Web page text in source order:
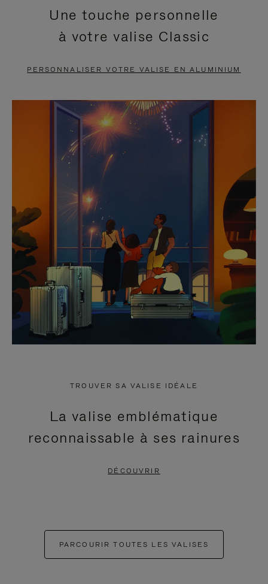
EN
PAUSE,
APPUYEZ
POUR
METTRE
PAUSE
VIDÉO
EST
DÉSACTIVÉ.
CLIQUER
POUR
RÉACTIVER
LE
SON
Une touche personnelle
à votre valise Classic
PERSONNALISER VOTRE VALISE EN ALUMINIUM
TROUVER SA VALISE IDÉALE
La valise emblématique
reconnaissable à ses rainures
DÉCOUVRIR
PARCOURIR TOUTES LES VALISES